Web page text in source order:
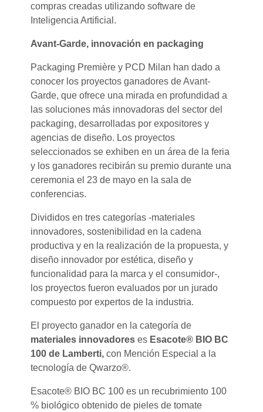
compras creadas utilizando software de
Inteligencia Artificial.
Avant-Garde, innovación en packaging
Packaging Première y PCD Milan han dado a
conocer los proyectos ganadores de Avant-
Garde, que ofrece una mirada en profundidad a
las soluciones más innovadoras del sector del
packaging, desarrolladas por expositores y
agencias de diseño. Los proyectos
seleccionados se exhiben en un área de la feria
y los ganadores recibirán su premio durante una
ceremonia el 23 de mayo en la sala de
conferencias.
Divididos en tres categorías -materiales
innovadores, sostenibilidad en la cadena
productiva y en la realización de la propuesta, y
diseño innovador por estética, diseño y
funcionalidad para la marca y el consumidor-,
los proyectos fueron evaluados por un jurado
compuesto por expertos de la industria.
El proyecto ganador en la categoría de
materiales innovadoreses Esacote® BIO BC
100 de Lamberti, con Mención Especial a la
tecnología de Qwarzo®.
Esacote® BIO BC 100 es un recubrimiento 100
% biológico obtenido de pieles de tomate